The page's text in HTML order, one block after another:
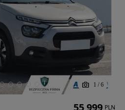
1 / 6
55 999 PLN